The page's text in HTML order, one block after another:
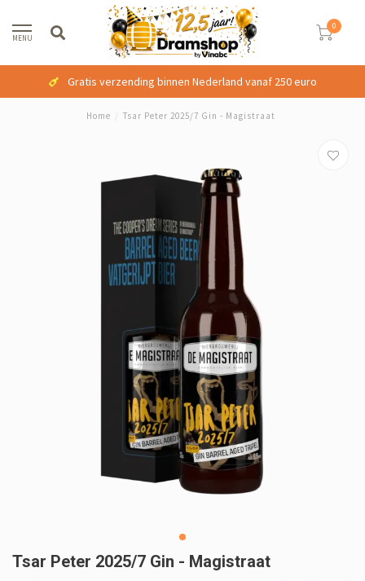
MENU
0
Gratis verzending binnen Nederland vanaf 250 euro
Home Tsar Peter 2025/7 Gin - Magistraat
Tsar Peter 2025/7 Gin - Magistraat